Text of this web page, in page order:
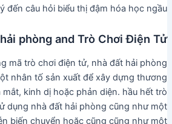
đến câu hỏi biểu thị đậm hóa học ngầu.
phòng and Trò Chơi Điện Tử
mã trò chơi điện tử, nhà đất hải phòng
nhân tố sản xuất để xây dựng thương
kinh dị hoặc phản diện. hầu hết trò
dụng nhà đất hải phòng cũng như một
biến chuyển hoặc cũng cũng như một